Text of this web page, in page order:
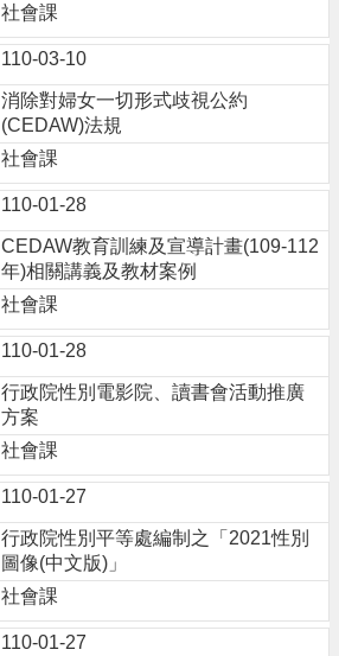
社會課
110-03-10
消除對婦女一切形式歧視公約
(CEDAW)法規
社會課
110-01-28
CEDAW教育訓練及宣導計畫(109-112
年)相關講義及教材案例
社會課
110-01-28
行政院性別電影院、讀書會活動推廣
方案
社會課
110-01-27
行政院性別平等處編制之「2021性別
圖像(中文版)」
社會課
110-01-27